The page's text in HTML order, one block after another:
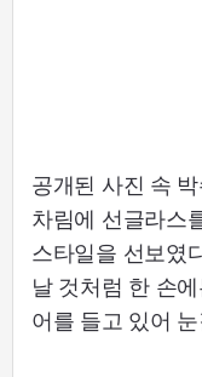
공개된 사진 속
차림에 선글라스
스타일을 선보였
날 것처럼 한 손
어를 들고 있어